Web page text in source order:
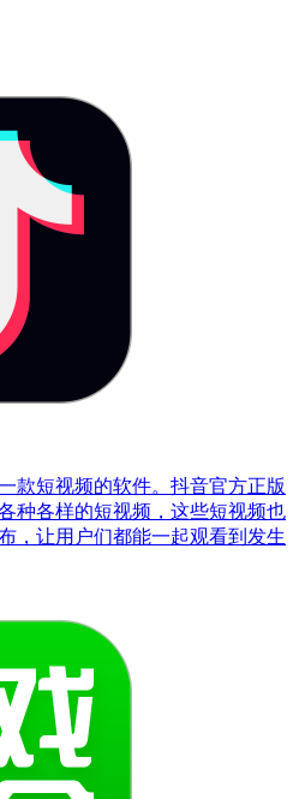
款短视频的软件。抖音官方正版
种各样的短视频，这些短视频也
，让用户们都能一起观看到发生